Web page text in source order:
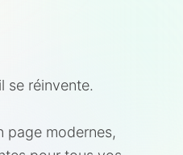
se réinvente.
page modernes,